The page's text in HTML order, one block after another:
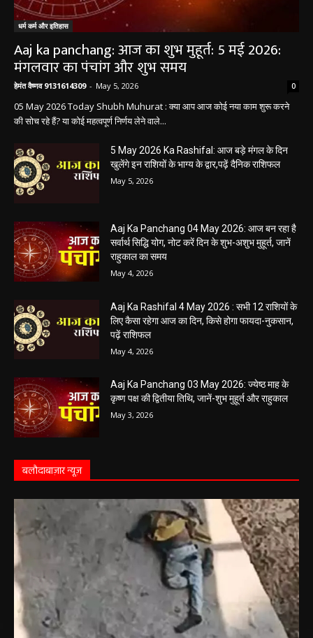
धर्म कर्म और इतिहास
Aaj ka panchang: आज का शुभ मुहूर्त: 5 मई 2026:
मंगलवार का पंचांग और शुभ समय
हेमंत वैष्णव 9131614309 - May 5, 2026 0
05 May 2026 Today Shubh Muhurat : क्या आप आज कोई नया काम शुरू करने
की सोच रहे हैं? या कोई महत्वपूर्ण निर्णय लेने वाले...
5 May 2026 Ka Rashifal: आज बड़े मंगल के दिन
खुलेंगे इन राशियों के भाग्य के द्वार,पढ़ें दैनिक राशिफल
May 5, 2026
Aaj Ka Panchang 04 May 2026: आज बन रहा है
सर्वार्थ सिद्धि योग, नोट करें दिन के शुभ-अशुभ मुहूर्त, जानें
राहुकाल का समय
May 4, 2026
Aaj Ka Rashifal 4 May 2026 : सभी 12 राशियों के
लिए कैसा रहेगा आज का दिन, किसे होगा फायदा-नुकसान,
पढ़ें राशिफल
May 4, 2026
Aaj Ka Panchang 03 May 2026: ज्येष्ठ माह के
कृष्ण पक्ष की द्वितीया तिथि, जानें-शुभ मुहूर्त और राहुकाल
May 3, 2026
बलौदाबाज़ार न्यूज़